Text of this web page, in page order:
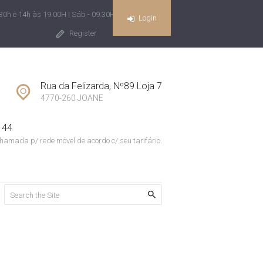
e 14h às 19.00H | Sáb - 09.30H às 13H
Register
Login
Rua da Felizarda, Nº89 Loja 7
4770-260 JOANE
44
p/ rede móvel de acordo c/ seu tarifário.